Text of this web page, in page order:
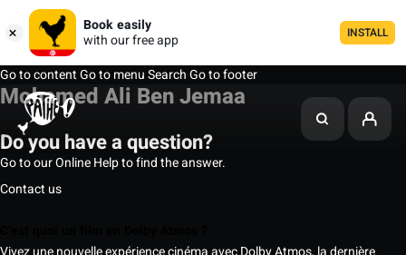
Book easily
with our free app
INSTALL
Go to contentGo to menuSearchGo to footer
Mohamed Ali Ben Jemaa
Do you have a question?
Go to our Online Help to find the answer.
Contact us